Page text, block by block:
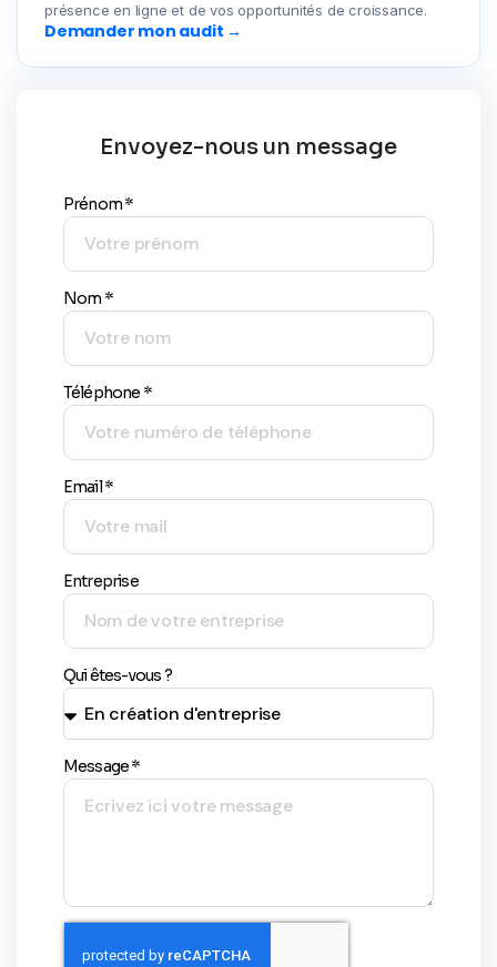
présence en ligne et de vos opportunités de croissance.
Demander mon audit
Envoyez-nous un message
Prénom *
Nom *
Téléphone *
Email *
Entreprise
Qui êtes-vous ?
Message *